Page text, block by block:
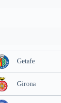
Getafe
Girona